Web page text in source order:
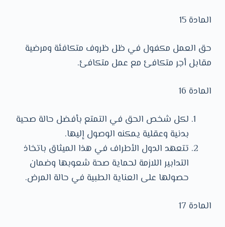
المادة 15
حق العمل مكفول في ظل ظروف متكافئة ومرضية
مقابل أجر متكافئ مع عمل متكافئ.
المادة 16
لكل شخص الحق في التمتع بأفضل حالة صحية
بدنية وعقلية يمكنه الوصول إليها.
تتعهد الدول الأطراف في هذا الميثاق باتخاذ
التدابير اللازمة لحماية صحة شعوبها وضمان
حصولها على العناية الطبية في حالة المرض.
المادة 17